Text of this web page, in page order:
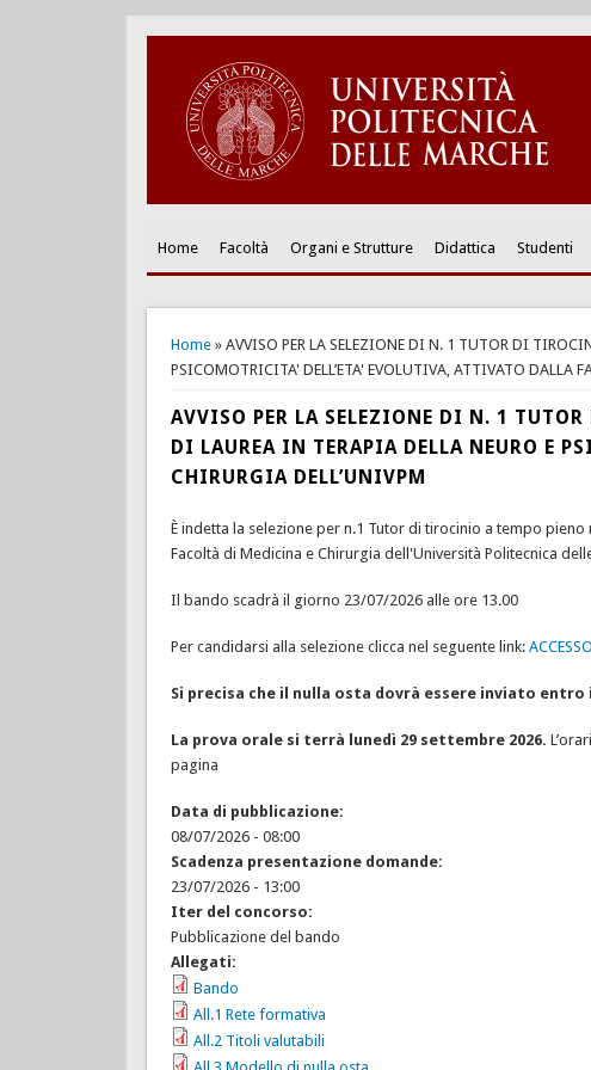
Home Facoltà Organi e Strutture Didattica Studenti
Home» AVVISO PER LA SELEZIONE DI N. 1 TUTOR DI
PSICOMOTRICITA' DELL’ETA' EVOLUTIVA, ATTIVATO DALLA
AVVISO PER LA SELEZIONE DI N. 1
DI LAUREA IN TERAPIA DELLA NEURO E
CHIRURGIA DELL’UNIVPM
È indetta la selezione per n.1 Tutor di tirocinio a tempo
Facoltà di Medicina e Chirurgia dell'Università Politecnica
Il bando scadrà il giorno 23/07/2026 alle ore 13.00
Per candidarsi alla selezione clicca nel seguente link:
Si precisa che il nulla osta dovrà essere inviato entro
La prova orale si terrà lunedì 29 settembre 2026.
pagina
Data di pubblicazione:
08/07/2026 - 08:00
Scadenza presentazione domande:
23/07/2026 - 13:00
Iter del concorso:
Pubblicazione del bando
Allegati:
Bando
All.1 Rete formativa
All.2 Titoli valutabili